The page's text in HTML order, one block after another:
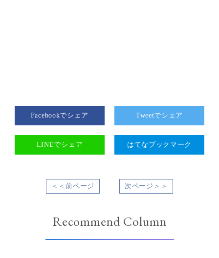
Facebookでシェア Tweetでシェア
LINEでシェア はてなブックマーク
＜＜前ページ 次ページ＞＞
Recommend Column